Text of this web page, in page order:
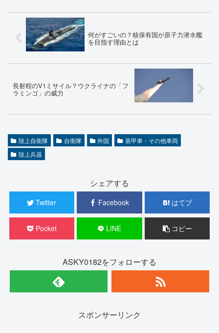
何がすごいの？核保有国が原子力潜水艦
を目指す理由とは
長射程のV1ミサイル？ウクライナの「フ
ラミンゴ」の威力
陸上自衛隊 自衛隊 外国
装甲車・その他車両
陸上兵器
シェアする
Twitter Facebook はてブ
Pocket LINE コピー
ASKY0182をフォローする
スポンサーリンク